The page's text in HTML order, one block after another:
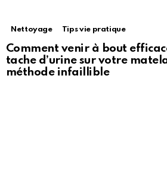
Nettoyage Tips vie pratique
Comment venir à bout
tache d’urine sur votre
méthode infaillible